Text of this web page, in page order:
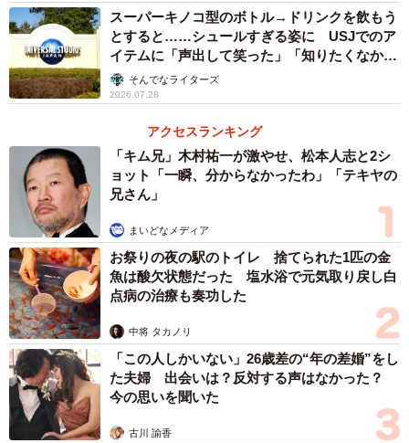
スーパーキノコ型のボトル→ドリンクを飲もう
とすると……シュールすぎる姿に USJでのア
イテムに「声出して笑った」「知りたくなかっ
た真実」
そんでなライターズ
2026.07.28
アクセスランキング
「キム兄」木村祐一が激やせ、松本人志と2シ
ョット「一瞬、分からなかったわ」「テキヤの
兄さん」
まいどなメディア
お祭りの夜の駅のトイレ 捨てられた1匹の金
魚は酸欠状態だった 塩水浴で元気取り戻し白
点病の治療も奏功した
中将 タカノリ
「この人しかいない」26歳差の“年の差婚”をし
た夫婦 出会いは？反対する声はなかった？
今の思いを聞いた
古川 諭香